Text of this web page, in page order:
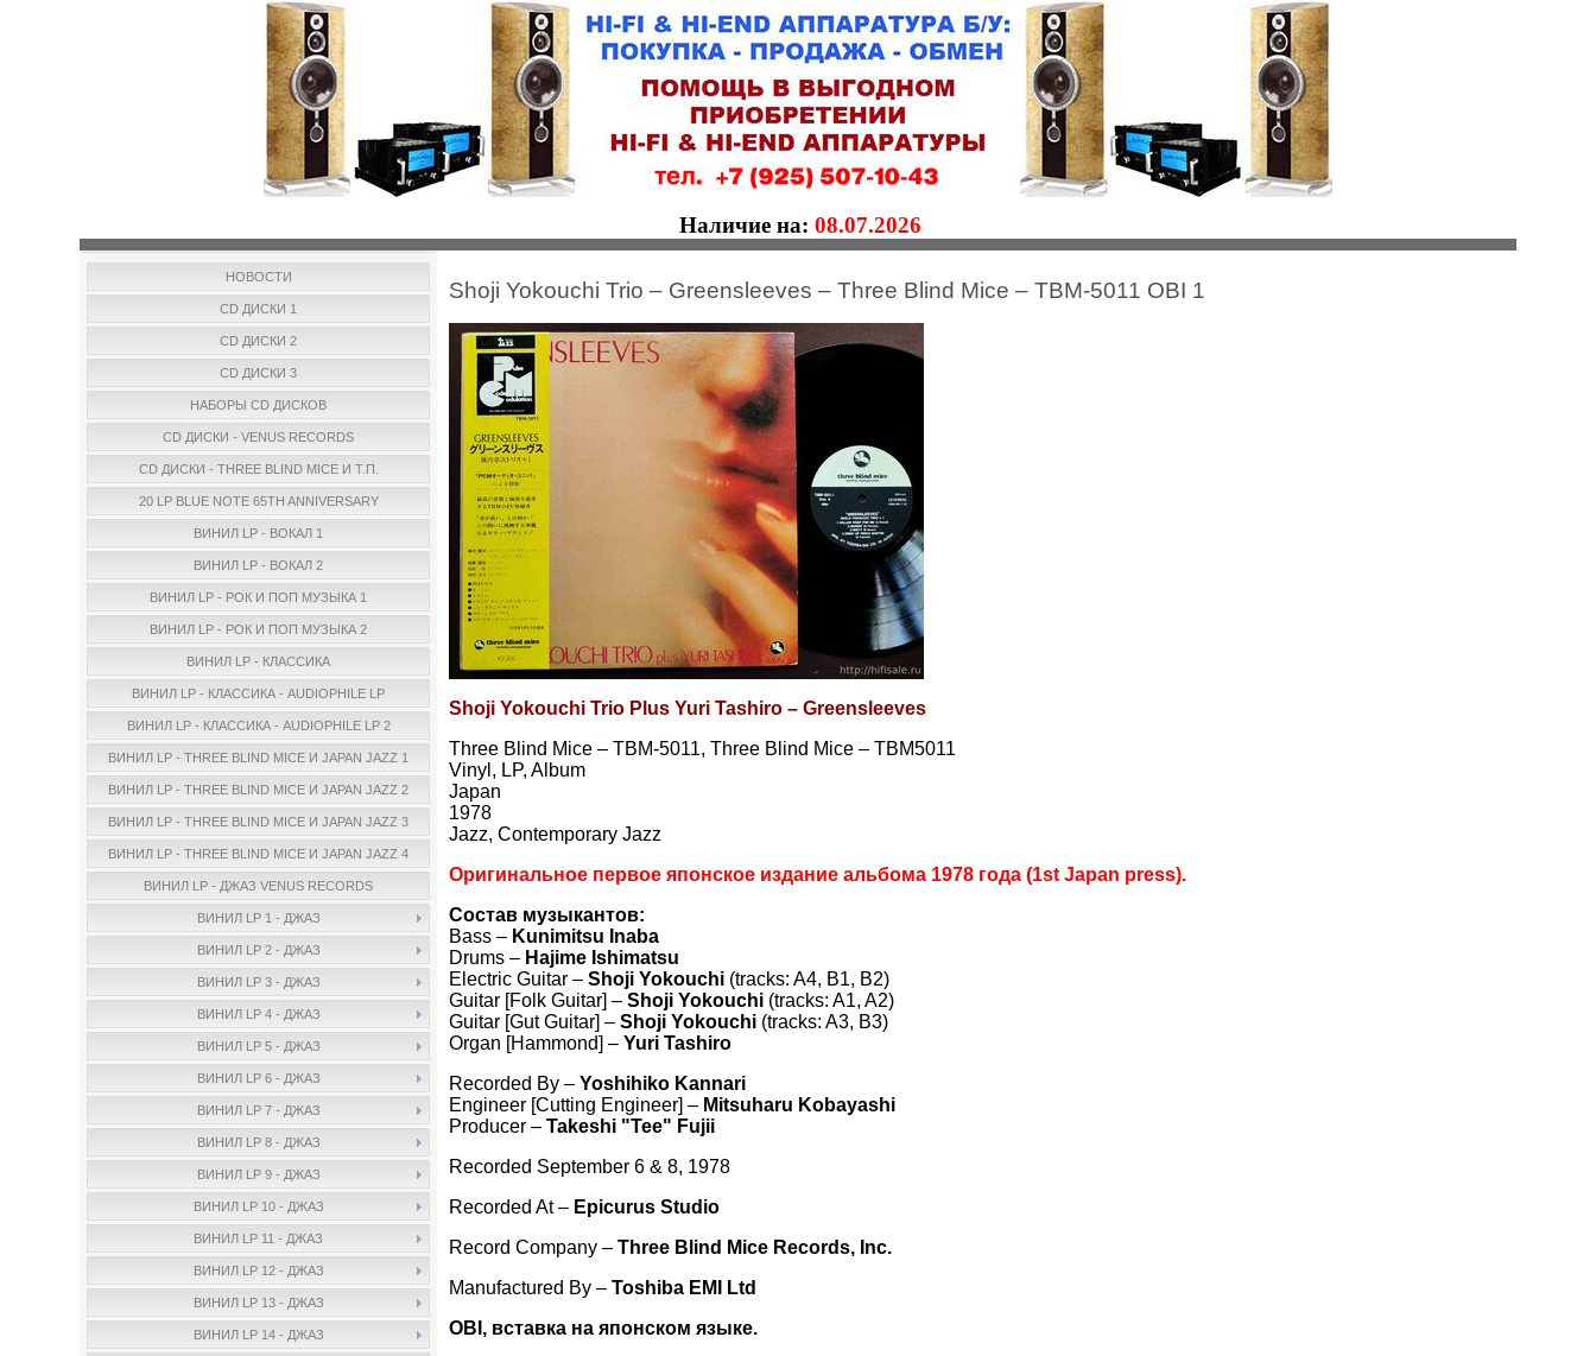
Наличие на: 08.07.2026
НОВОСТИ
CD ДИСКИ 1
CD ДИСКИ 2
CD ДИСКИ 3
НАБОРЫ CD ДИСКОВ
CD ДИСКИ - VENUS RECORDS
CD ДИСКИ - THREE BLIND MICE И Т.П.
20 LP BLUE NOTE 65TH ANNIVERSARY
ВИНИЛ LP - ВОКАЛ 1
ВИНИЛ LP - ВОКАЛ 2
ВИНИЛ LP - РОК И ПОП МУЗЫКА 1
ВИНИЛ LP - РОК И ПОП МУЗЫКА 2
ВИНИЛ LP - КЛАССИКА
ВИНИЛ LP - КЛАССИКА - AUDIOPHILE LP
ВИНИЛ LP - КЛАССИКА - AUDIOPHILE LP 2
ВИНИЛ LP - THREE BLIND MICE И JAPAN JAZZ 1
ВИНИЛ LP - THREE BLIND MICE И JAPAN JAZZ 2
ВИНИЛ LP - THREE BLIND MICE И JAPAN JAZZ 3
ВИНИЛ LP - THREE BLIND MICE И JAPAN JAZZ 4
ВИНИЛ LP - ДЖАЗ VENUS RECORDS
ВИНИЛ LP 1 - ДЖАЗ
ВИНИЛ LP 2 - ДЖАЗ
ВИНИЛ LP 3 - ДЖАЗ
ВИНИЛ LP 4 - ДЖАЗ
ВИНИЛ LP 5 - ДЖАЗ
ВИНИЛ LP 6 - ДЖАЗ
ВИНИЛ LP 7 - ДЖАЗ
ВИНИЛ LP 8 - ДЖАЗ
ВИНИЛ LP 9 - ДЖАЗ
ВИНИЛ LP 10 - ДЖАЗ
ВИНИЛ LP 11 - ДЖАЗ
ВИНИЛ LP 12 - ДЖАЗ
ВИНИЛ LP 13 - ДЖАЗ
ВИНИЛ LP 14 - ДЖАЗ
Shoji Yokouchi Trio – Greensleeves – Three Blind Mice – TBM-5011 OBI 1
Shoji Yokouchi Trio Plus Yuri Tashiro – Greensleeves
Three Blind Mice – TBM-5011, Three Blind Mice – TBM5011
Vinyl, LP, Album
Japan
1978
Jazz, Contemporary Jazz
Оригинальное первое японское издание альбома 1978 года (1st Japan press).
Состав музыкантов:
Bass – Kunimitsu Inaba
Drums – Hajime Ishimatsu
Electric Guitar –Shoji Yokouchi (tracks: A4, B1, B2)
Guitar [Folk Guitar] –Shoji Yokouchi (tracks: A1, A2)
Guitar [Gut Guitar] –Shoji Yokouchi (tracks: A3, B3)
Organ [Hammond] –Yuri Tashiro
Recorded By –Yoshihiko Kannari
Engineer [Cutting Engineer] – Mitsuharu Kobayashi
Producer –Takeshi "Tee" Fujii
Recorded September 6 & 8, 1978
Recorded At – Epicurus Studio
Record Company –Three Blind Mice Records, Inc.
Manufactured By –Toshiba EMI Ltd
OBI, вставка на японском языке.